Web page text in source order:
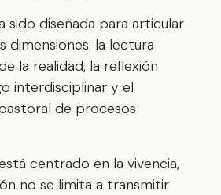
sido diseñada para articular
dimensiones: la lectura
la realidad, la reflexión
interdisciplinar y el
de procesos
centrado en la vivencia,
no se limita a transmitir